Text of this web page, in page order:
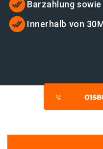
Barzahlung
Innerhalb von